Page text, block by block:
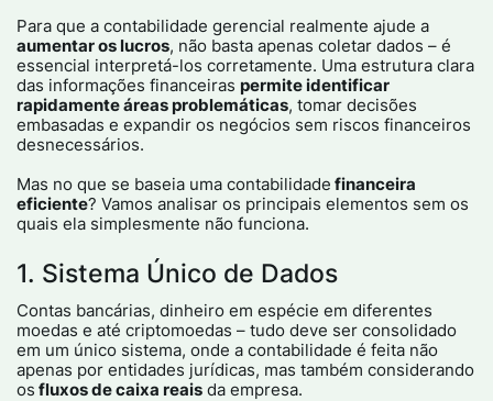
Para que a contabilidade gerencial realmente ajude a
aumentar os lucros, não basta apenas coletar dados – é
essencial interpretá-los corretamente. Uma estrutura clara
das informações financeiras permite identificar
rapidamente áreas problemáticas, tomar decisões
embasadas e expandir os negócios sem riscos financeiros
desnecessários.
Mas no que se baseia uma contabilidade financeira
eficiente? Vamos analisar os principais elementos sem os
quais ela simplesmente não funciona.
1. Sistema Único de Dados
Contas bancárias, dinheiro em espécie em diferentes
moedas e até criptomoedas – tudo deve ser consolidado
em um único sistema, onde a contabilidade é feita não
apenas por entidades jurídicas, mas também considerando
os fluxos de caixa reais da empresa.